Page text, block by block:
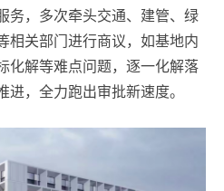
务，多次牵头交通、建管、绿
相关部门进行商议，如基地内
化解等难点问题，逐一化解落
，全力跑出审批新速度。